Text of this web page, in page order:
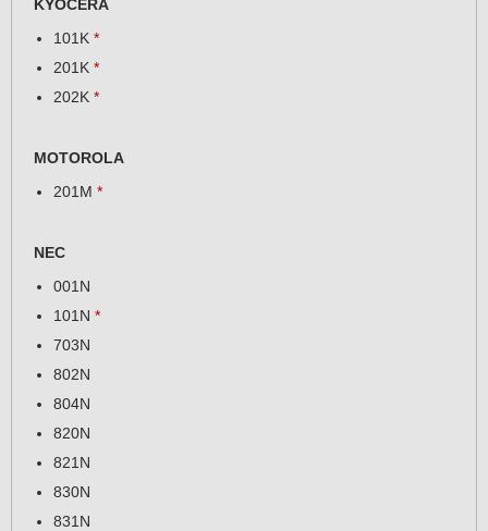
KYOCERA
101K *
201K *
202K *
MOTOROLA
201M *
NEC
001N
101N *
703N
802N
804N
820N
821N
830N
831N